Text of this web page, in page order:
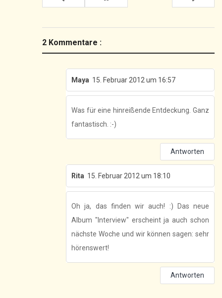
2 Kommentare :
Maya 15. Februar 2012 um 16:57
Was für eine hinreißende Entdeckung. Ganz
fantastisch. :-)
Antworten
Rita 15. Februar 2012 um 18:10
Oh ja, das finden wir auch! :) Das neue
Album "Interview" erscheint ja auch schon
nächste Woche und wir können sagen: sehr
hörenswert!
Antworten